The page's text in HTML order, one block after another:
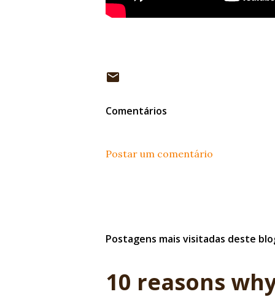
Comentários
Postar um comentário
Postagens mais visitadas deste
10 reasons